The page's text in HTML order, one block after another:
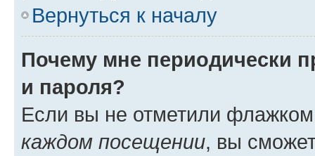
Вернуться к началу
Почему мне периодически
и пароля?
Если вы не отметили
каждом посещении, вы